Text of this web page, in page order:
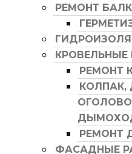
РЕМОНТ
КРОВЕЛЬНЫЕ
РЕМОНТ
КОЛПАК,
РЕМОНТ
ФАСАДНЫЕ